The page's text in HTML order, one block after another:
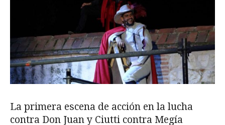
La primera escena de acción en la lucha
contra Don Juan y Ciutti contra Megía